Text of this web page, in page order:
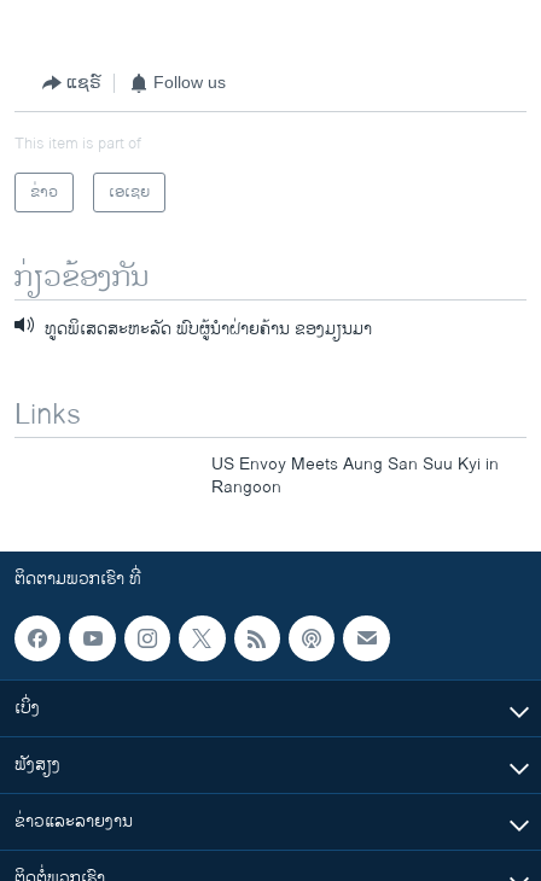
ແຊຣ໌ Follow us
This item is part of
ຂ່າວ
ເອເຊຍ
ກ່ຽວຂ້ອງກັນ
ທູດພິເສດສະຫະລັດ ພົບຜູ້ນຳຝ່າຍຄ້ານ ຂອງມຽນມາ
Links
US Envoy Meets Aung San Suu Kyi in
Rangoon
ຕິດຕາມພວກເຮົາ ທີ່
ເບິ່ງ
ຟັງສຽງ
ຂ່າວແລະລາຍງານ